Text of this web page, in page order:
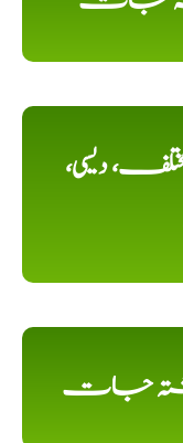
دیسی،
جات